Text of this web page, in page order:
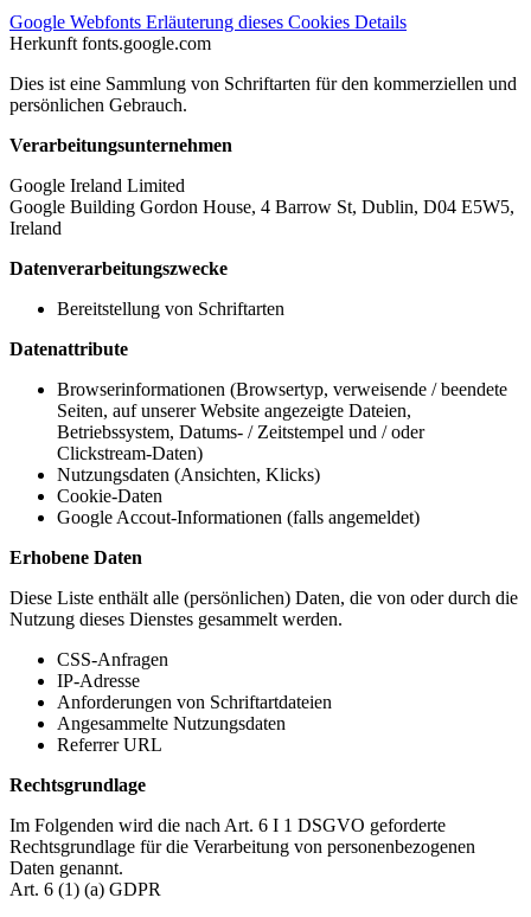
Google Webfonts Erläuterung dieses Cookies Details
Herkunft fonts.google.com
Dies ist eine Sammlung von Schriftarten für den kommerziellen und
persönlichen Gebrauch.
Verarbeitungsunternehmen
Google Ireland Limited
Google Building Gordon House, 4 Barrow St, Dublin, D04 E5W5,
Ireland
Datenverarbeitungszwecke
Bereitstellung von Schriftarten
Datenattribute
Browserinformationen (Browsertyp, verweisende / beendete
Seiten, auf unserer Website angezeigte Dateien,
Betriebssystem, Datums- / Zeitstempel und / oder
Clickstream-Daten)
Nutzungsdaten (Ansichten, Klicks)
Cookie-Daten
Google Accout-Informationen (falls angemeldet)
Erhobene Daten
Diese Liste enthält alle (persönlichen) Daten, die von oder durch die
Nutzung dieses Dienstes gesammelt werden.
CSS-Anfragen
IP-Adresse
Anforderungen von Schriftartdateien
Angesammelte Nutzungsdaten
Referrer URL
Rechtsgrundlage
Im Folgenden wird die nach Art. 6 I 1 DSGVO geforderte
Rechtsgrundlage für die Verarbeitung von personenbezogenen
Daten genannt.
Art. 6 (1) (a) GDPR